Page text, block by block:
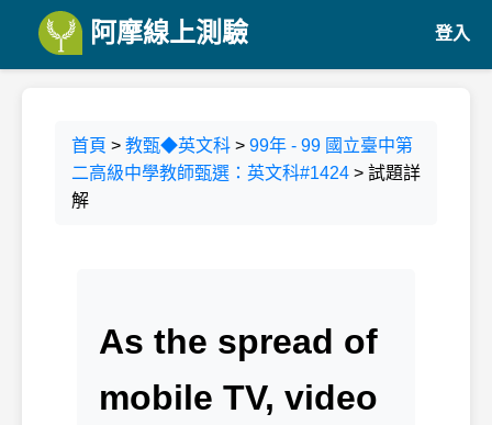
阿摩線上測驗 登入
首頁 > 教甄◆英文科 > 99年 - 99 國立臺中第
二高級中學教師甄選：英文科#1424 > 試題詳
解
As the spread of
mobile TV, video